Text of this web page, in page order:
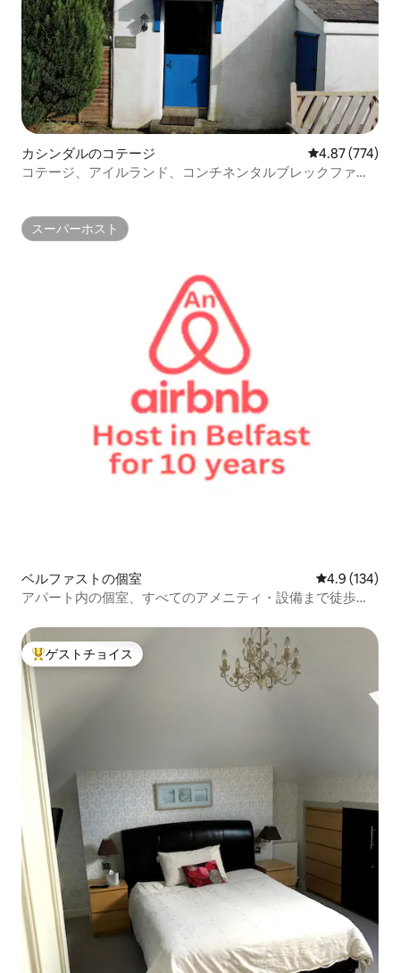
カシンダルのコテージ レビュー774
4.87 (774)
コテージ、アイルランド、コンチネンタルブレックファス
スーパーホスト
スーパーホスト
ベルファストの個室 レビュー134
4.9 (134)
アパート内の個室、すべてのアメニティ・設備まで徒歩圏
大好評のゲストチョイスです。
ゲストチョイス